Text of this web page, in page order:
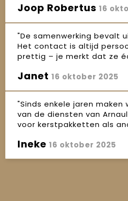
Joop Robertus 16
"De samenwerking bevalt
Het contact is altijd
prettig – je merkt dat ze
Janet 16 oktober 2025
"Sinds enkele jaren maken
van de diensten van
voor kerstpakketten als
Ineke 16 oktober 2025